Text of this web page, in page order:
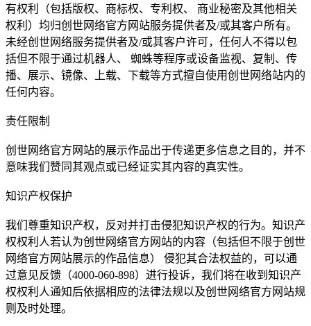
有权利（包括版权、商标权、专利权、 商业秘密及其他相关
权利）均归创世网络官方网站服务提供者及/或其客户所有。
未经创世网络服务提供者及/或其客户许可，任何人不得以包
括但不限于通过机器人、 蜘蛛等程序或设备监视、复制、传
播、展示、镜像、上载、下载等方式擅自使用创世网络站内的
任何内容。
责任限制
创世网络官方网站的展示作品出于传递更多信息之目的，并不
意味我们赞同其观点或已经证实其内容的真实性。
知识产权保护
我们尊重知识产权，反对并打击侵犯知识产权的行为。知识产
权权利人若认为创世网络官方网站的内容（包括但不限于创世
网络官方网站展示的作品信息） 侵犯其合法权益的，可以通
过意见反馈（4000-060-898）进行投诉，我们将在收到知识产
权权利人通知后依据相应的法律法规以及创世网络官方网站规
则及时处理。